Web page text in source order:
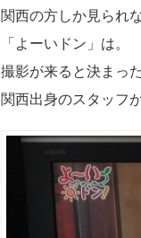
関西の方しか見られ
「よーいドン」は。
撮影が来ると決まっ
関西出身のスタッフ